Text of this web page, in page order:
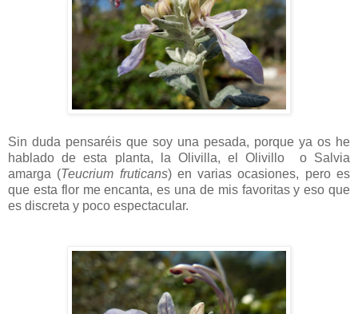
Sin duda pensaréis que soy una pesada, porque ya os he
hablado de esta planta, la Olivilla, el Olivillo o Salvia
amarga (Teucrium fruticans) en varias ocasiones, pero es
que esta flor me encanta, es una de mis favoritas y eso que
es discreta y poco espectacular.